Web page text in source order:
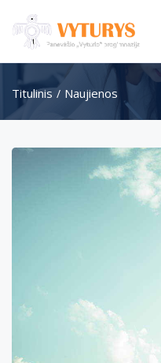
Titulinis Naujienos